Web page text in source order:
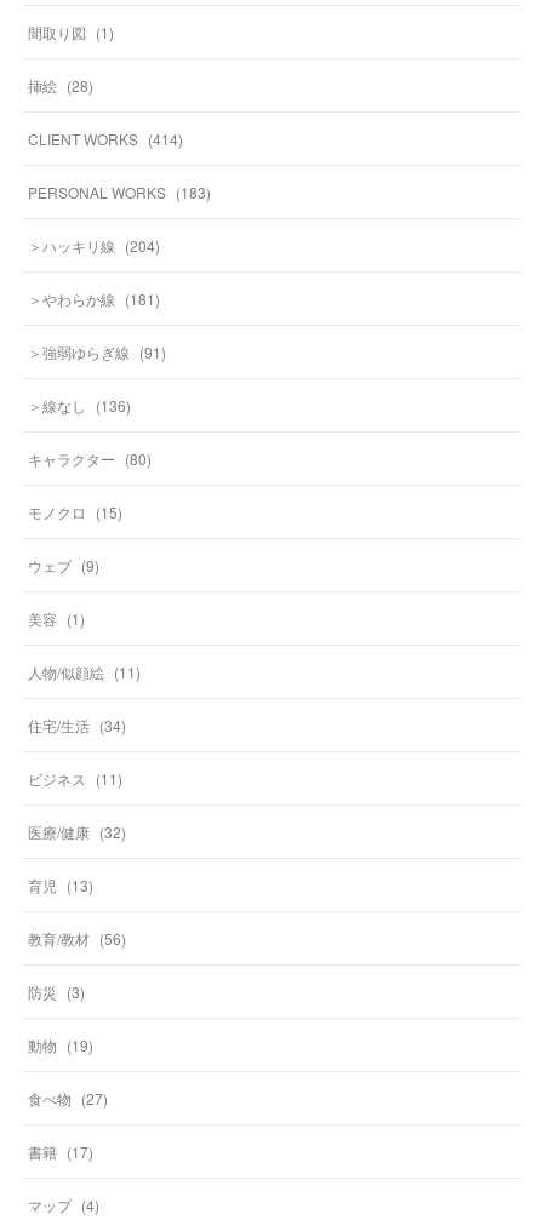
間取り図 (1)
挿絵 (28)
CLIENT WORKS (414)
PERSONAL WORKS (183)
＞ハッキリ線 (204)
＞やわらか線 (181)
＞強弱ゆらぎ線 (91)
＞線なし (136)
キャラクター (80)
モノクロ (15)
ウェブ (9)
美容 (1)
人物/似顔絵 (11)
住宅/生活 (34)
ビジネス (11)
医療/健康 (32)
育児 (13)
教育/教材 (56)
防災 (3)
動物 (19)
食べ物 (27)
書籍 (17)
マップ (4)